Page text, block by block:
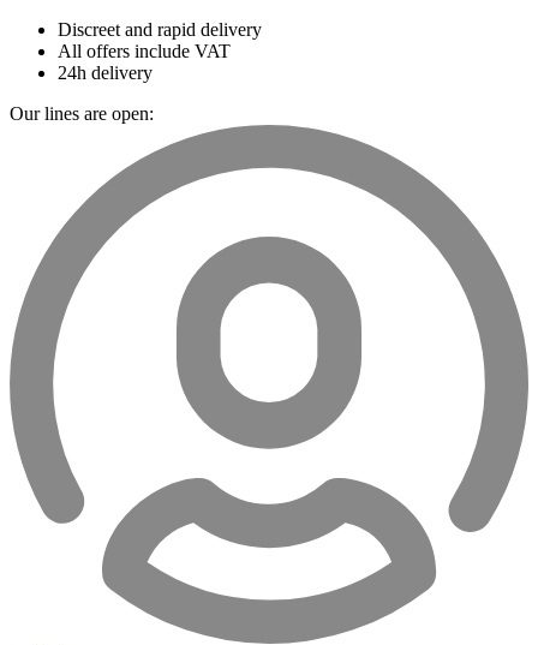
Discreet and rapid delivery
All offers include VAT
24h delivery
Our lines are open: